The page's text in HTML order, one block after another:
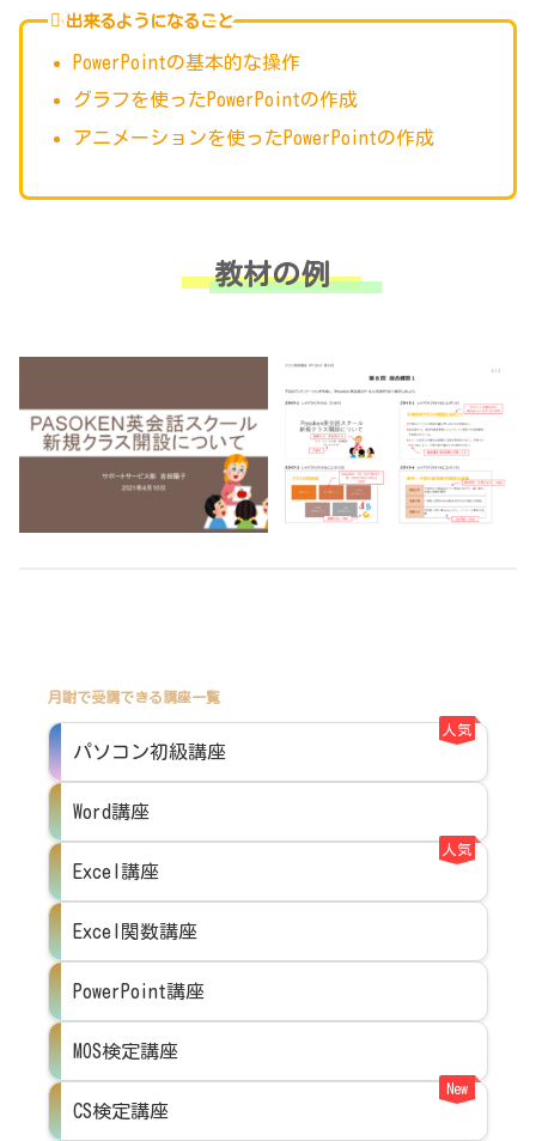
出来るようになること
PowerPointの基本的な操作
グラフを使ったPowerPointの作成
アニメーションを使ったPowerPointの作成
教材の例
月謝で受講できる講座一覧
パソコン初級講座
人気
Word講座
Excel講座
人気
Excel関数講座
PowerPoint講座
MOS検定講座
CS検定講座
New